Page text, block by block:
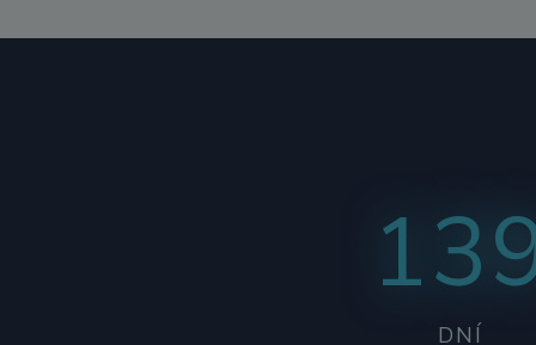
DNÍ